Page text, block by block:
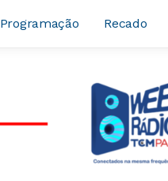
Programação Recado